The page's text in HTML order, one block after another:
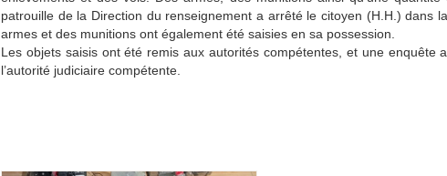
patrouille de la Direction du renseignement a arrêté le citoyen (H.H.) dans
armes et des munitions ont également été saisies en sa possession.
Les objets saisis ont été remis aux autorités compétentes, et une
l’autorité judiciaire compétente.